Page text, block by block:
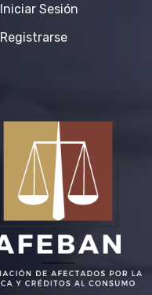
Iniciar Sesión
Registrarse